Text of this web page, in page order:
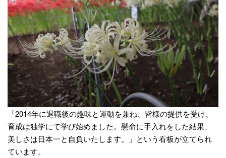
「2014年に退職後の趣味と運動を兼ね、皆様の提供を受け、
育成は独学にて学び始めました。懸命に手入れをした結果、
美しさは日本一と自負いたします。」という看板が立てられ
ています。